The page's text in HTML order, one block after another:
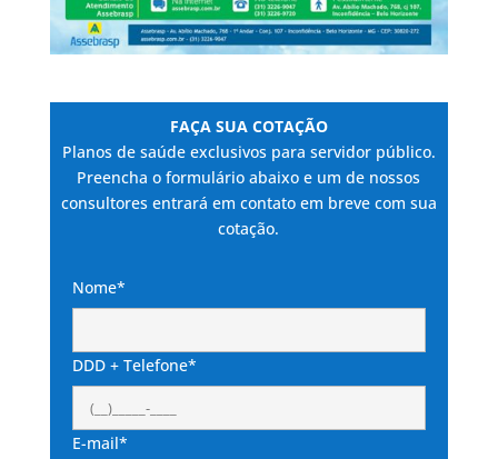
FAÇA SUA COTAÇÃO
Planos de saúde exclusivos para servidor público.
Preencha o formulário abaixo e um de nossos
consultores entrará em contato em breve com sua
cotação.
Nome*
DDD + Telefone*
E-mail*